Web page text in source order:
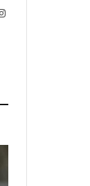
Instagram